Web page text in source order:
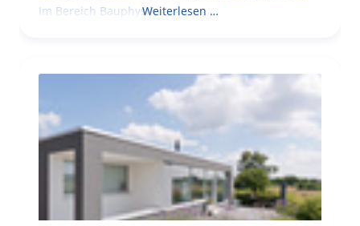
Im Bereich BauphysikWeiterlesen …